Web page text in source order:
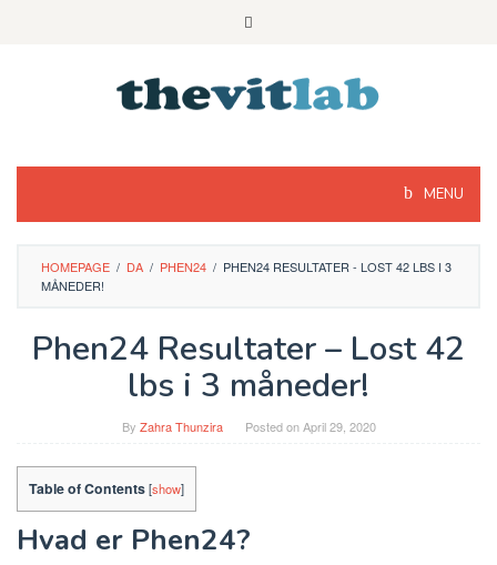
MENU
HOMEPAGE / DA / PHEN24 / PHEN24 RESULTATER - LOST 42 LBS I 3
MÅNEDER!
Phen24 Resultater – Lost 42
lbs i 3 måneder!
By Zahra Thunzira Posted onApril 29, 2020
Table of Contents[show]
Hvad er Phen24?